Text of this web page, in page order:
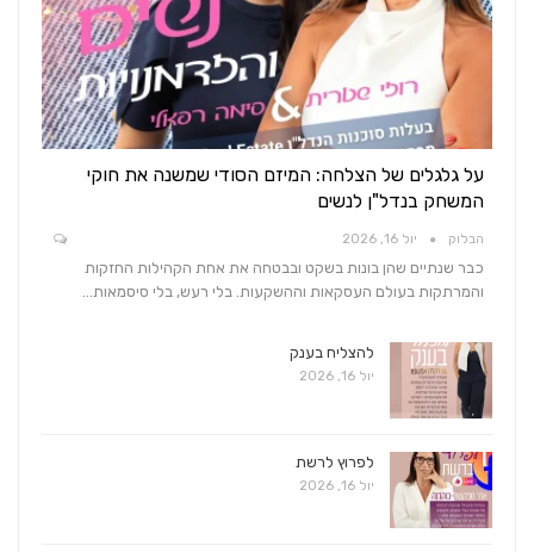
על גלגלים של הצלחה: המיזם הסודי שמשנה את חוקי
המשחק בנדל"ן לנשים
הבלוק יול 16, 2026
כבר שנתיים שהן בונות בשקט ובבטחה את אחת הקהילות החזקות
והמרתקות בעולם העסקאות וההשקעות. בלי רעש, בלי סיסמאות…
להצליח בענק
יול 16, 2026
לפרוץ לרשת
יול 16, 2026